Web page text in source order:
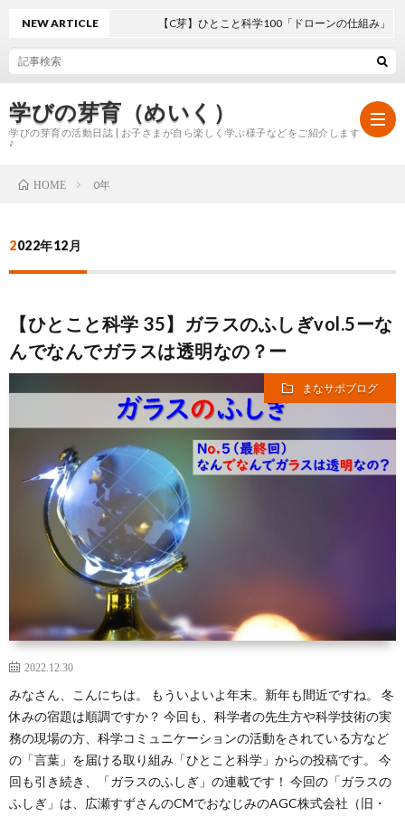
学びの芽育（めいく）
学びの芽育の活動日誌 | お子さまが自ら楽しく学ぶ様子などをご紹介します
♪
ム
び
育
NEW ARTICLE 【C芽】ひとこと科学100「ドローンの仕組み」
HOME 0年
2022年12月
【ひとこと科学 35】ガラスのふしぎvol.5ーな
んでなんでガラスは透明なの？ー
まなサポブログ
2022.12.30
みなさん、こんにちは。 もういよいよ年末。新年も間近ですね。 冬
休みの宿題は順調ですか？ 今回も、科学者の先生方や科学技術の実
務の現場の方、科学コミュニケーションの活動をされている方など
の「言葉」を届ける取り組み「ひとこと科学」からの投稿です。 今
回も引き続き、「ガラスのふしぎ」の連載です！ 今回の「ガラスの
ふしぎ」は、広瀬すずさんのCMでおなじみのAGC株式会社（旧・